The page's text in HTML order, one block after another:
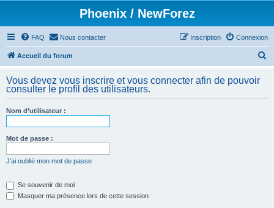
Phoenix / NewForez
FAQ Nous contacter Connexion
Inscription
Accueil du forum
h
Vous devez vous inscrire et vous connecter afin de pouvoir
consulter le profil des utilisateurs.
Nom d’utilisateur :
Mot de passe :
J’ai oublié mon mot de passe
Se souvenir de moi
Masquer ma présence lors de cette session